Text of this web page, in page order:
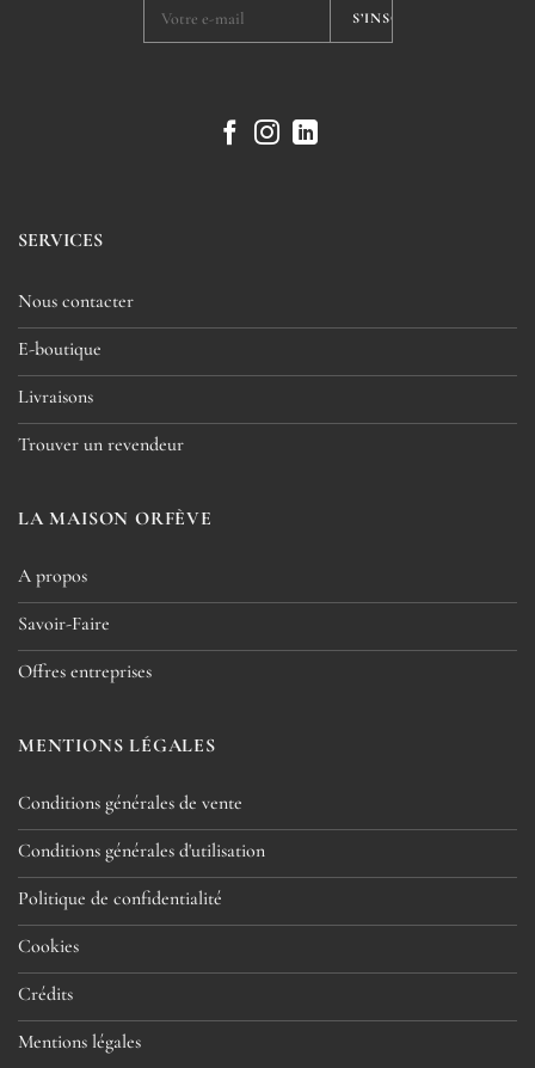
SERVICES
Nous contacter
E-boutique
Livraisons
Trouver un revendeur
LA MAISON ORFÈVE
A propos
Savoir-Faire
Offres entreprises
MENTIONS LÉGALES
Conditions générales de vente
Conditions générales d'utilisation
Politique de confidentialité
Cookies
Crédits
Mentions légales